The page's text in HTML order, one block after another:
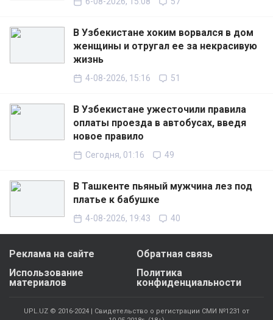
В Узбекистане хоким ворвался в дом
женщины и отругал ее за некрасивую
жизнь
4-08-2026, 15:16 51
В Узбекистане ужесточили правила
оплаты проезда в автобусах, введя
новое правило
Сегодня, 01:16 49
В Ташкенте пьяный мужчина лез под
платье к бабушке
4-08-2026, 19:43 40
Реклама на сайте
Обратная связь
Использование
материалов
Политика
конфиденциальности
UPL.UZ © 2016-2024 | Свидетельство о регистрации СМИ №1231 от